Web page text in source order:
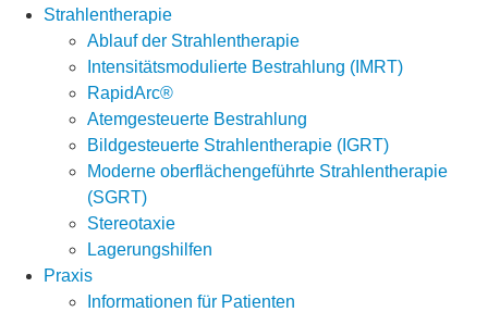
Strahlentherapie
Ablauf der Strahlentherapie
Intensitätsmodulierte Bestrahlung (IMRT)
RapidArc®
Atemgesteuerte Bestrahlung
Bildgesteuerte Strahlentherapie (IGRT)
Moderne oberflächengeführte Strahlentherapie
(SGRT)
Stereotaxie
Lagerungshilfen
Praxis
Informationen für Patienten